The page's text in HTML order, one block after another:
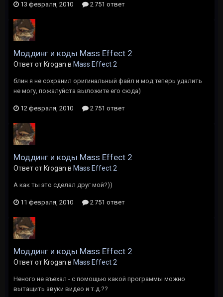
13 февраля, 2010 2 751 ответ
Моддинг и коды Mass Effect 2
Ответ от Krogan в Mass Effect 2
блин я не сохранил оригинальный файл и мод теперь удалить
не могу, пожалуйста выложите его сюда)
12 февраля, 2010 2 751 ответ
Моддинг и коды Mass Effect 2
Ответ от Krogan в Mass Effect 2
А как ты это сделал друг мой?))
11 февраля, 2010 2 751 ответ
Моддинг и коды Mass Effect 2
Ответ от Krogan в Mass Effect 2
Неного не въехал - с помощью какой программы можно
вытащить звуки видео и т.д.??